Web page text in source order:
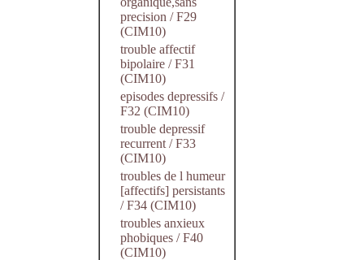
precision / F29
(CIM10)
trouble affectif
bipolaire / F31
(CIM10)
episodes depressifs /
F32 (CIM10)
trouble depressif
recurrent / F33
(CIM10)
troubles de l humeur
[affectifs] persistants
/ F34 (CIM10)
troubles anxieux
phobiques / F40
(CIM10)